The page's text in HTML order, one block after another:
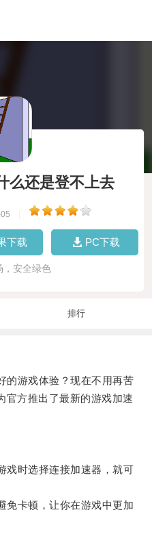
么还是登不上去
下载 PC下载
，安全绿色
排行
游戏体验？现在不用再苦
官方推出了最新的游戏加速
时选择连接加速器，就可
卡顿，让你在游戏中更加